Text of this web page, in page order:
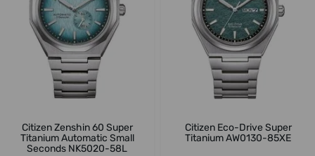
Citizen Zenshin 60 Super
Titanium Automatic Small
Seconds NK5020-58L
Citizen Eco-Drive Super
Titanium AW0130-85XE